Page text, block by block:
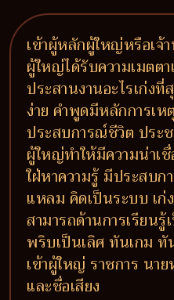
เข้าผู้หลักผู้ใหญ่หรือเจ้า
ผู้ใหญ่ได้รับความเมตต
ประสานงานอะไรเก่ง
ง่าย คำพูดมีหลักการเ
ประสบการณ์ชีวิต ประ
ผู้ใหญ่ทำให้มีความน่าเ
ใฝ่หาความรู้ มีประสบ
แหลม คิดเป็นระบบ เก่
สามารถด้านการเรียนรู้
พริบเป็นเลิศ ทันเกม
เข้าผู้ใหญ่ ราชการ นา
และชื่อเสียง